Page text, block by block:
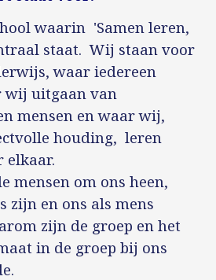
waarin 'Samen leren,
staat. Wij staan voor
waar iedereen
wij uitgaan van
mensen en waar wij,
houding, leren
elkaar.
mensen om ons heen,
zijn en ons als mens
zijn de groep en het
in de groep bij ons